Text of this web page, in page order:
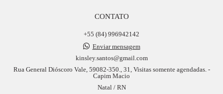
CONTATO
+55 (84) 996942142
Enviar mensagem
kinsley.santos@gmail.com
Rua General Dióscoro Vale, 59082-350., 31, Visitas somente agendadas. -
Capim Macio
Natal / RN